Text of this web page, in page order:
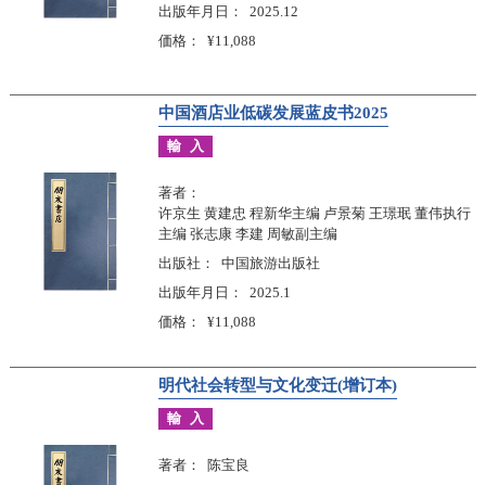
出版年月日
2025.12
価格
¥11,088
中国酒店业低碳发展蓝皮书2025
輸入
著者
许京生 黄建忠 程新华主编 卢景菊 王璟珉 董伟执行
主编 张志康 李建 周敏副主编
出版社
中国旅游出版社
出版年月日
2025.1
価格
¥11,088
明代社会转型与文化变迁(增订本)
輸入
著者
陈宝良